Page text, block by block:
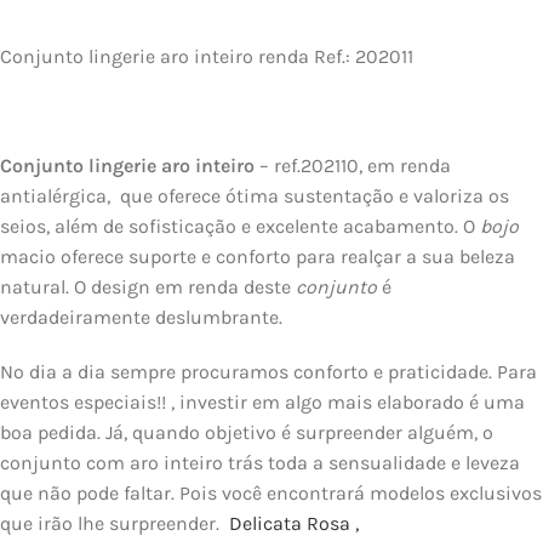
Conjunto lingerie aro inteiro renda Ref.: 202011
Conjunto lingerie aro inteiro – ref.202110, em renda
antialérgica, que oferece ótima sustentação e valoriza os
seios, além de sofisticação e excelente acabamento. O bojo
macio oferece suporte e conforto para realçar a sua beleza
natural. O design em renda deste conjunto é
verdadeiramente deslumbrante.
No dia a dia sempre procuramos conforto e praticidade. Para
eventos especiais!! , investir em algo mais elaborado é uma
boa pedida. Já, quando objetivo é surpreender alguém, o
conjunto com aro inteiro trás toda a sensualidade e leveza
que não pode faltar. Pois você encontrará modelos exclusivos
que irão lhe surpreender. Delicata Rosa ,